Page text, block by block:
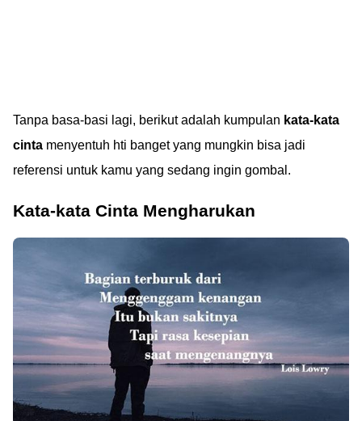
Tanpa basa-basi lagi, berikut adalah kumpulan kata-kata
cinta menyentuh hti banget yang mungkin bisa jadi
referensi untuk kamu yang sedang ingin gombal.
Kata-kata Cinta Mengharukan